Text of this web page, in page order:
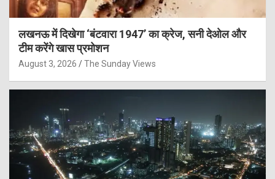
लखनऊ में दिखेगा ‘बंटवारा 1947’ का क्रेज, सनी देओल और
टीम करेंगे खास प्रमोशन
August 3, 2026 The Sunday Views